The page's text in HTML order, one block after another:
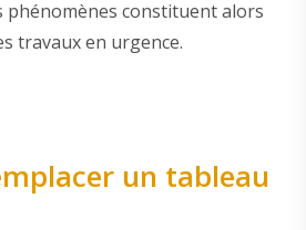
phénomènes constituent alors
travaux en urgence.
un tableau